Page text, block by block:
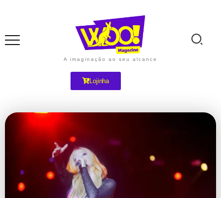
A imaginação ao seu alcance
Lojinha